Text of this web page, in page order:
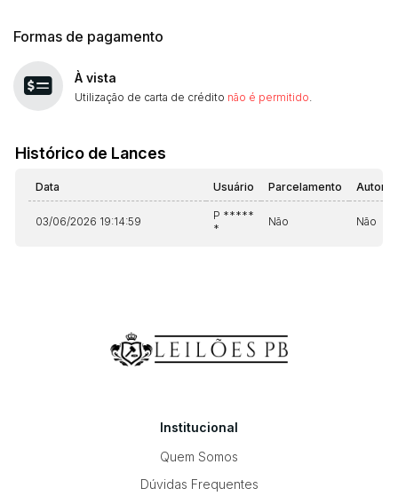
Formas de pagamento
À vista
Utilização de carta de crédito não é permitido
Histórico de Lances
Data Usuário Parcelamento
03/06/2026 19:14:59
P *****
*
Não Não
Institucional
Quem Somos
Dúvidas Frequentes